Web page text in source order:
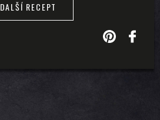
DALŠÍ RECEPT